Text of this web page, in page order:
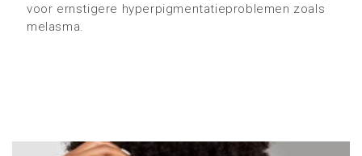
voor ernstigere hyperpigmentatieproblemen zoals
melasma.